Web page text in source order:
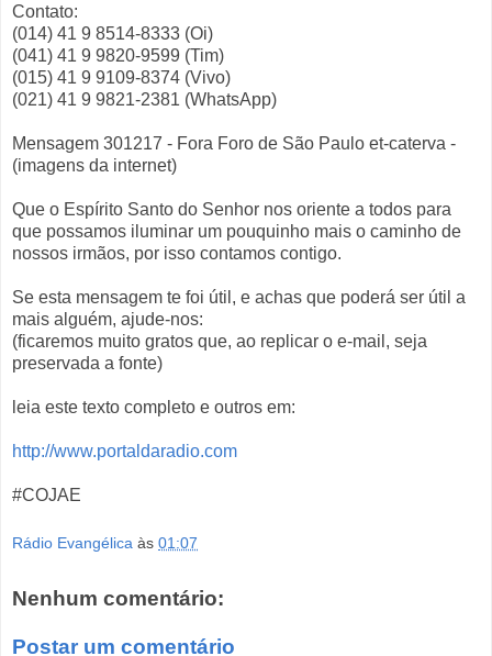
Contato:
(014) 41 9 8514-8333 (Oi)
(041) 41 9 9820-9599 (Tim)
(015) 41 9 9109-8374 (Vivo)
(021) 41 9 9821-2381 (WhatsApp)
Mensagem 301217 - Fora Foro de São Paulo et-caterva -
(imagens da internet)
Que o Espírito Santo do Senhor nos oriente a todos para
que possamos iluminar um pouquinho mais o caminho de
nossos irmãos, por isso contamos contigo.
Se esta mensagem te foi útil, e achas que poderá ser útil a
mais alguém, ajude-nos:
(ficaremos muito gratos que, ao replicar o e-mail, seja
preservada a fonte)
leia este texto completo e outros em:
http://www.portaldaradio.com
#COJAE
Rádio Evangélica às 01:07
Nenhum comentário:
Postar um comentário